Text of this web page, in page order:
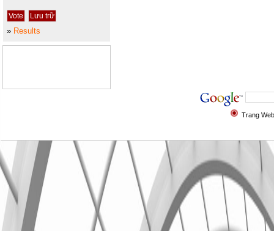
» Results
Trang Web